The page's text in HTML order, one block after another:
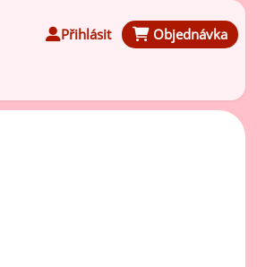
Přihlásit Objednávka